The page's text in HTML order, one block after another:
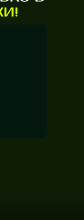
И!